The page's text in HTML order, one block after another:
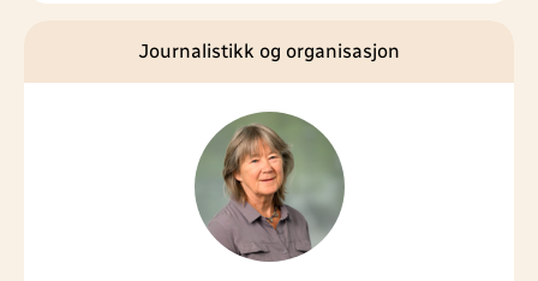
Journalistikk og organisasjon